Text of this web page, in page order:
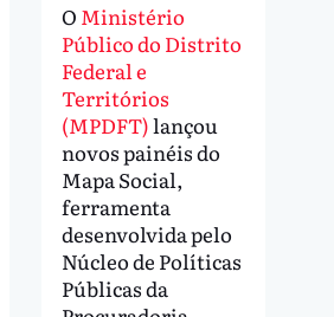
O Ministério
Público do Distrito
Federal e
Territórios
(MPDFT)lançou
novos painéis do
Mapa Social,
ferramenta
desenvolvida pelo
Núcleo de Políticas
Públicas da